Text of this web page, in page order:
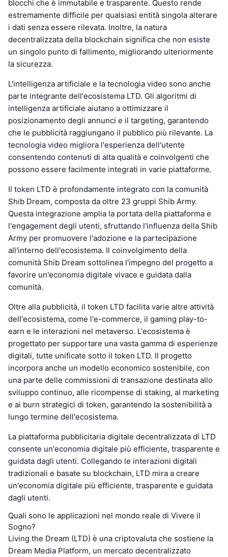
blocchi che è immutabile e trasparente. Questo rende
estremamente difficile per qualsiasi entità singola alterare
i dati senza essere rilevata. Inoltre, la natura
decentralizzata della blockchain significa che non esiste
un singolo punto di fallimento, migliorando ulteriormente
la sicurezza.
L'intelligenza artificiale e la tecnologia video sono anche
parte integrante dell'ecosistema LTD. Gli algoritmi di
intelligenza artificiale aiutano a ottimizzare il
posizionamento degli annunci e il targeting, garantendo
che le pubblicità raggiungano il pubblico più rilevante. La
tecnologia video migliora l'esperienza dell'utente
consentendo contenuti di alta qualità e coinvolgenti che
possono essere facilmente integrati in varie piattaforme.
Il token LTD è profondamente integrato con la comunità
Shib Dream, composta da oltre 23 gruppi Shib Army.
Questa integrazione amplia la portata della piattaforma e
l'engagement degli utenti, sfruttando l'influenza della Shib
Army per promuovere l'adozione e la partecipazione
all'interno dell'ecosistema. Il coinvolgimento della
comunità Shib Dream sottolinea l'impegno del progetto a
favorire un'economia digitale vivace e guidata dalla
comunità.
Oltre alla pubblicità, il token LTD facilita varie altre attività
dell'ecosistema, come l'e-commerce, il gaming play-to-
earn e le interazioni nel metaverso. L'ecosistema è
progettato per supportare una vasta gamma di esperienze
digitali, tutte unificate sotto il token LTD. Il progetto
incorpora anche un modello economico sostenibile, con
una parte delle commissioni di transazione destinata allo
sviluppo continuo, alle ricompense di staking, al marketing
e ai burn strategici di token, garantendo la sostenibilità a
lungo termine dell'ecosistema.
La piattaforma pubblicitaria digitale decentralizzata di LTD
consente un'economia digitale più efficiente, trasparente e
guidata dagli utenti. Collegando le interazioni digitali
tradizionali e basate su blockchain, LTD mira a creare
un'economia digitale più efficiente, trasparente e guidata
dagli utenti.
Quali sono le applicazioni nel mondo reale di Vivere il
Sogno?
Living the Dream (LTD) è una criptovaluta che sostiene la
Dream Media Platform, un mercato decentralizzato